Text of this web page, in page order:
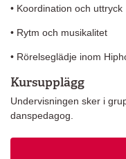
• Koordination och uttryck
• Rytm och musikalitet
• Rörelseglädje inom
Kursupplägg
Undervisningen sker i
danspedagog.